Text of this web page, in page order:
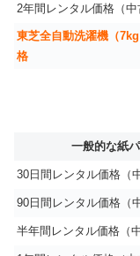
2年間レンタル価格（中
東芝全自動洗濯機（
格
一般的な紙
30日間レンタル価格（
90日間レンタル価格（
半年間レンタル価格（